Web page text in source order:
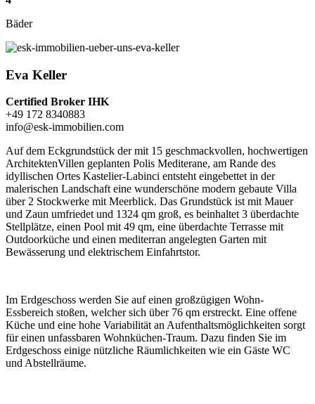
Bäder
Eva Keller
Certified Broker IHK
+49 172 8340883
info@esk-immobilien.com
Auf dem Eckgrundstück der mit 15 geschmackvollen, hochwertigen
ArchitektenVillen geplanten Polis Mediterane, am Rande des
idyllischen Ortes Kastelier-Labinci entsteht eingebettet in der
malerischen Landschaft eine wunderschöne modern gebaute Villa
über 2 Stockwerke mit Meerblick. Das Grundstück ist mit Mauer
und Zaun umfriedet und 1324 qm groß, es beinhaltet 3 überdachte
Stellplätze, einen Pool mit 49 qm, eine überdachte Terrasse mit
Outdoorküche und einen mediterran angelegten Garten mit
Bewässerung und elektrischem Einfahrtstor.
Im Erdgeschoss werden Sie auf einen großzügigen Wohn-
Essbereich stoßen, welcher sich über 76 qm erstreckt. Eine offene
Küche und eine hohe Variabilität an Aufenthaltsmöglichkeiten sorgt
für einen unfassbaren Wohnküchen-Traum. Dazu finden Sie im
Erdgeschoss einige nützliche Räumlichkeiten wie ein Gäste WC
und Abstellräume.